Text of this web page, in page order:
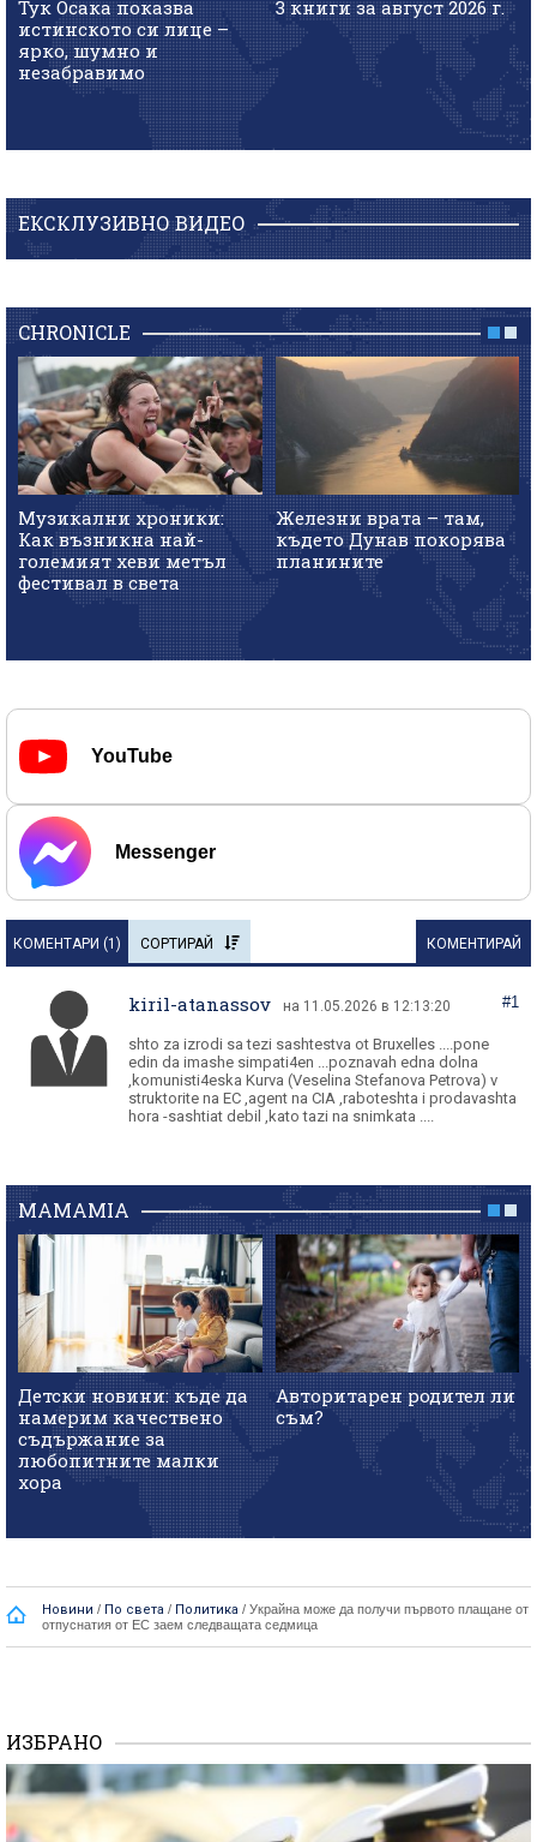
Тук Осака показва
истинското си лице –
ярко, шумно и
незабравимо
3 книги за август 2026 г.
ЕКСКЛУЗИВНО ВИДЕО
CHRONICLE
Музикални хроники:
Как възникна най-
големият хеви метъл
фестивал в света
Железни врата – там,
където Дунав покорява
планините
YouTube
Messenger
КОМЕНТАРИ (1 ) СОРТИРАЙ КОМЕНТИРАЙ
kiril-atanassov на 11.05.2026 в 12:13:20 #1
shto za izrodi sa tezi sashtestva ot Bruxelles ....pone
edin da imashe simpati4en ...poznavah edna dolna
,komunisti4eska Kurva (Veselina Stefanova Petrova) v
struktorite na EC ,agent na CIA ,raboteshta i prodavashta
hora -sashtiat debil ,kato tazi na snimkata ....
MAMAMIA
Детски новини: къде да
намерим качествено
съдържание за
любопитните малки
хора
Авторитарен родител ли
съм?
Новини / По света / Политика / Украйна може да получи първото плащане от
отпуснатия от ЕС заем следващата седмица
ИЗБРАНО